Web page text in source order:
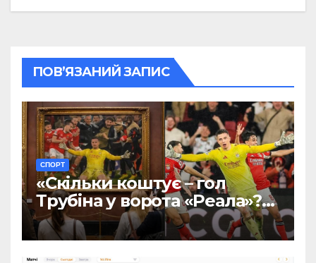
ПОВ’ЯЗАНИЙ ЗАПИС
СПОРТ
«Скільки коштує – гол
Трубіна у ворота «Реала»?»:
цікавий підрахунок від
Андрія Жупаніна